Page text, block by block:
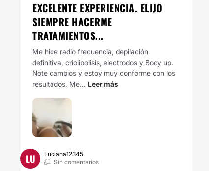
EXCELENTE EXPERIENCIA. ELIJO
SIEMPRE HACERME
TRATAMIENTOS...
Me hice radio frecuencia, depilación
definitiva, criolipolisis, electrodos y Body up.
Note cambios y estoy muy conforme con los
resultados. Me... Leer más
LU
Luciana12345
Sin comentarios